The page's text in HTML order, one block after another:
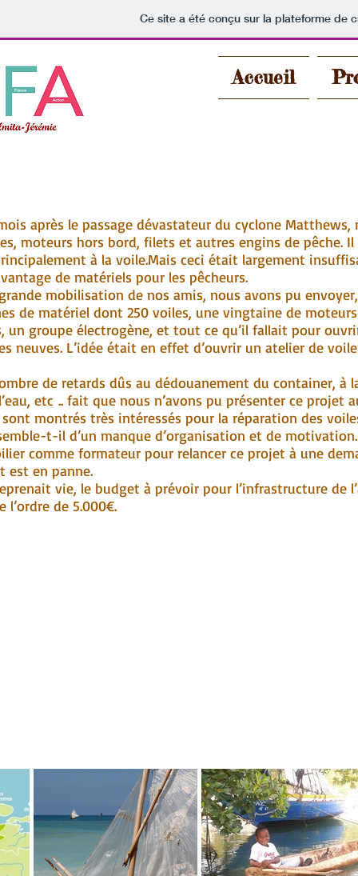
Ce site a été conçu sur la plateforme de
après le passage dévastateur du cyclone
moteurs hors bord, filets et autres engins de pêche.
à la voile.Mais ceci était largement
de matériels pour les pêcheurs.
de nos amis, nous avons pu envoyer,
de matériel dont 250 voiles, une vingtaine de
un groupe électrogène, et tout ce qu’il fallait pour
neuves. L’idée était en effet d’ouvrir un atelier de
retards dûs au dédouanement du container, à la
etc .. fait que nous n’avons pu présenter ce projet
montrés très intéressés pour la réparation des
t-il d’un manque d’organisation et de
comme formateur pour relancer ce projet à une
est en panne.
vie, le budget à prévoir pour l’infrastructure de
de 5.000€.
Accueil